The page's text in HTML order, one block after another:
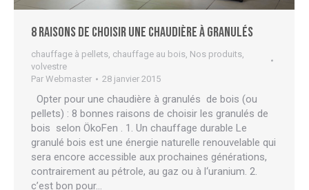
8 raisons de choisir une chaudière à granulés
chauffage à pellets chauffage au bois Nos produits
volvestre
Par Webmaster 28 janvier 2015
Opter pour une chaudière à granulés de bois (ou
pellets) : 8 bonnes raisons de choisir les granulés de
bois selon ÖkoFen . 1. Un chauffage durable Le
granulé bois est une énergie naturelle renouvelable qui
sera encore accessible aux prochaines générations,
contrairement au pétrole, au gaz ou à l‘uranium. 2.
c’est bon pour…